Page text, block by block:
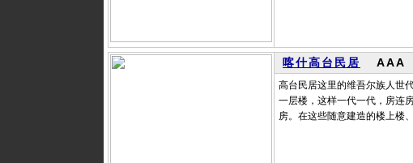
喀什高台民居 AAA
高台民居这里的维吾尔族人世
一层楼，这样一代一代，房连
房。在这些随意建造的楼上楼